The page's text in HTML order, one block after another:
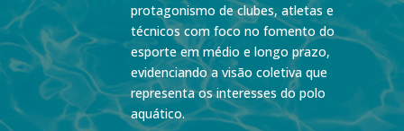
protagonismo de clubes, atletas e
técnicos com foco no fomento do
esporte em médio e longo prazo,
evidenciando a visão coletiva que
representa os interesses do polo
aquático.